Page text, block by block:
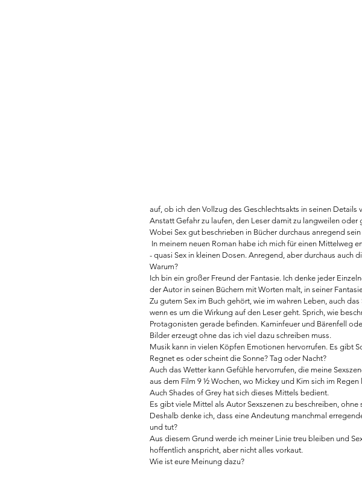
auf, ob ich den Vollzug des Geschlechtsakts in seinen
Anstatt Gefahr zu laufen, den Leser damit zu langweilen oder
Wobei Sex gut beschrieben in Bücher durchaus anregend
- quasi Sex in kleinen Dosen. Anregend, aber durchaus auch
Warum?
Ich bin ein großer Freund der Fantasie. Ich denke jeder
der Autor in seinen Büchern mit Worten malt, in seiner
Zu gutem Sex im Buch gehört, wie im wahren Leben, auch
wenn es um die Wirkung auf den Leser geht. Sprich, wie
Protagonisten gerade befinden. Kaminfeuer und Bärenfell
Bilder erzeugt ohne das ich viel dazu schreiben muss.
Musik kann in vielen Köpfen Emotionen hervorrufen. Es gibt
Regnet es oder scheint die Sonne? Tag oder Nacht?
Auch das Wetter kann Gefühle hervorrufen, die meine
aus dem Film 9 ½ Wochen, wo Mickey und Kim sich im Regen
Auch Shades of Grey hat sich dieses Mittels bedient.
Es gibt viele Mittel als Autor Sexszenen zu beschreiben, ohne
Deshalb denke ich, dass eine Andeutung manchmal
und tut?
Aus diesem Grund werde ich meiner Linie treu bleiben und
hoffentlich anspricht, aber nicht alles vorkaut.
Wie ist eure Meinung dazu?